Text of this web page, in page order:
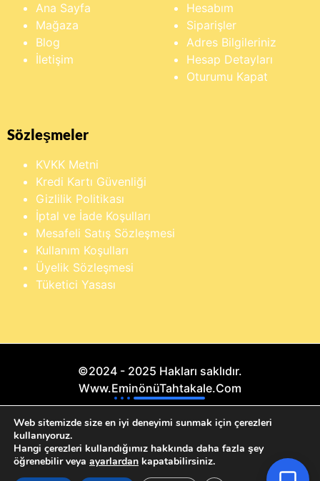
Ana Sayfa
Mağaza
Blog
İletişim
Hesabım
Siparişler
Adres Bilgileriniz
Hesap Detayları
Oturumu Kapat
Sözleşmeler
KVKK Metni
Kredi Kartı Güvenliği
Gizlilik Politikası
İptal ve İade Koşulları
Mesafeli Satış Sözleşmesi
Kullanım Koşulları
Üyelik Sözleşmesi
Tüketici Yasası
©2024 - 2025 Hakları saklıdır.
Www.EminönüTahtakale.Com
Bu website "Sosyal Megapixel" projesidir.
Buraya yazarak dilediğin ürünü anında
bulabilirsin
Web sitemizde size en iyi deneyimi sunmak için çerezleri
kullanıyoruz.
Hangi çerezleri kullandığımız hakkında daha fazla şey
öğrenebilir veya ayarlardan kapatabilirsiniz.